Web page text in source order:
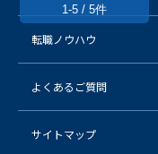
1-5 / 5件
転職ノウハウ
よくあるご質問
サイトマップ